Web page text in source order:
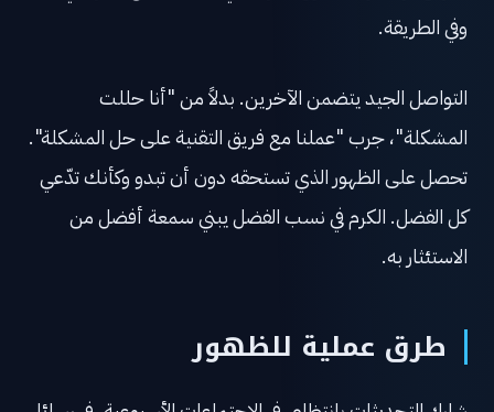
وفي الطريقة.
التواصل الجيد يتضمن الآخرين. بدلاً من "أنا حللت
المشكلة"، جرب "عملنا مع فريق التقنية على حل المشكلة".
تحصل على الظهور الذي تستحقه دون أن تبدو وكأنك تدّعي
كل الفضل. الكرم في نسب الفضل يبني سمعة أفضل من
الاستئثار به.
طرق عملية للظهور